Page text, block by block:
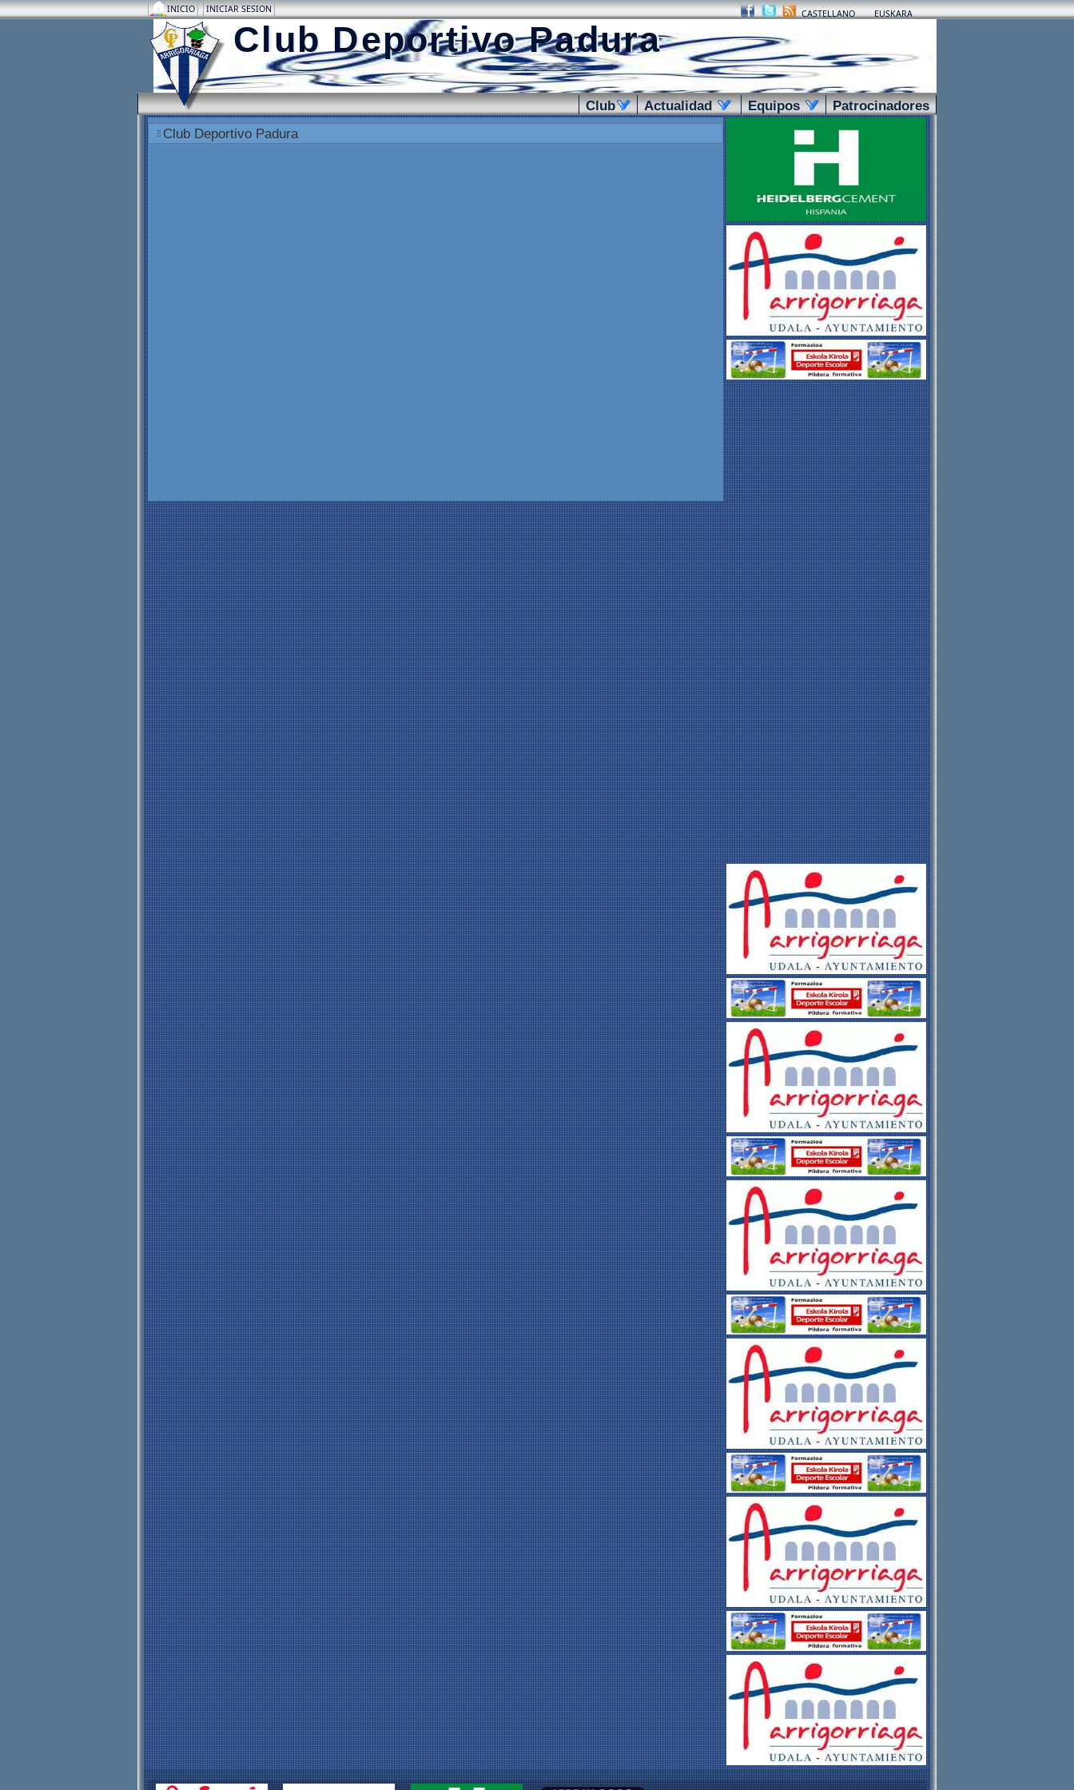
INICIO INICIAR SESION . . . CASTELLANO EUSKARA
Club Deportivo Padura
Club . Actualidad . Equipos .
Patrocinadores
Club Deportivo Padura